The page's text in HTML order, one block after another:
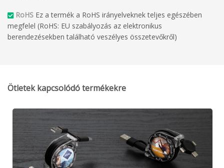
RoHS Ez a termék a RoHS irányelveknek teljes egészében
megfelel (RoHS: EU szabályozás az elektronikus
berendezésekben található veszélyes összetevőkről)
Ötletek kapcsolódó termékekre